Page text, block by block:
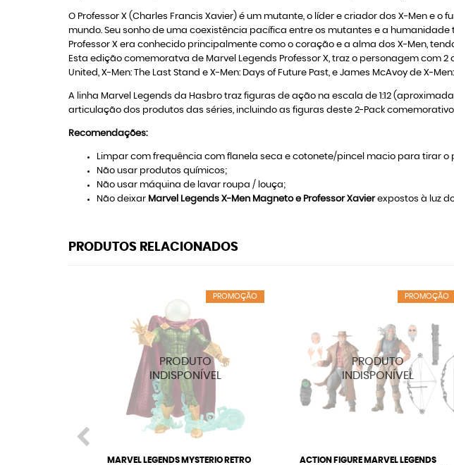
O Professor X (Charles Francis Xavier) é um mutante, o líder e criador dos X-Men e
mundo. Seu sonho de uma coexistência pacífica entre os mutantes e a
Professor X era conhecido principalmente como o coração e a alma dos X-Men,
Esta edição comemoratva de Marvel Legends Professor X, traz o personagem com
United, X-Men: The Last Stand e X-Men: Days of Future Past, e James McAvoy de X-
A linha Marvel Legends da Hasbro traz figuras de ação na escala de 1:12
articulação dos produtos das séries, incluindo as figuras deste 2-Pack
Recomendações:
Limpar com frequência com flanela seca e cotonete/pincel macio para tirar o
Não usar produtos químicos;
Não usar máquina de lavar roupa / louça;
Não deixar Marvel Legends X-Men Magneto e Professor Xavier expostos à luz
PRODUTOS RELACIONADOS
PROMOÇÃO
MARVEL LEGENDS MYSTERIO RETRO
PROMOÇÃO
ACTION FIGURE MARVEL LEGENDS